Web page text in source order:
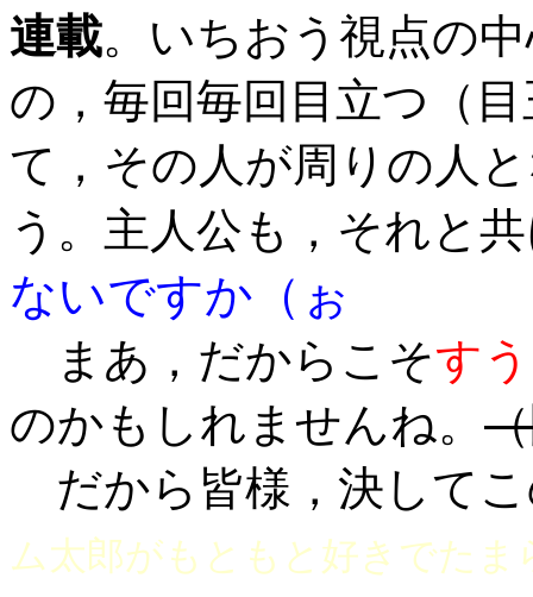
連載。いちおう視点の
の，毎回毎回目立つ（
て，その人が周りの人
う。主人公も，それと
ないですか（ぉ
まあ，だからこそす
のかもしれませんね。
だから皆様，決して
ム太郎がもともと好きでた